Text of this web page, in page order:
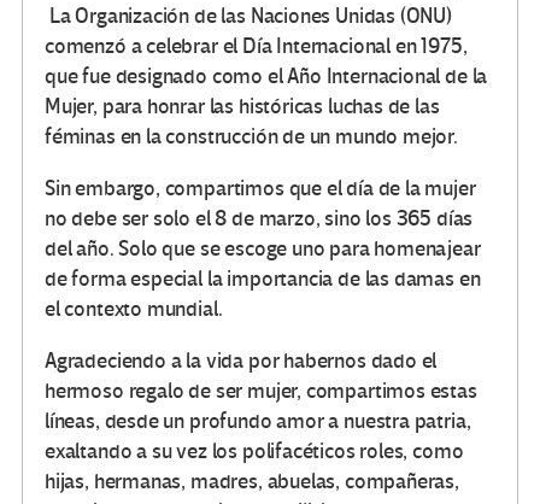
La Organización de las Naciones Unidas (ONU)
comenzó a celebrar el Día Internacional en 1975,
que fue designado como el Año Internacional de la
Mujer, para honrar las históricas luchas de las
féminas en la construcción de un mundo mejor.
Sin embargo, compartimos que el día de la mujer
no debe ser solo el 8 de marzo, sino los 365 días
del año. Solo que se escoge uno para homenajear
de forma especial la importancia de las damas en
el contexto mundial.
Agradeciendo a la vida por habernos dado el
hermoso regalo de ser mujer, compartimos estas
líneas, desde un profundo amor a nuestra patria,
exaltando a su vez los polifacéticos roles, como
hijas, hermanas, madres, abuelas, compañeras,